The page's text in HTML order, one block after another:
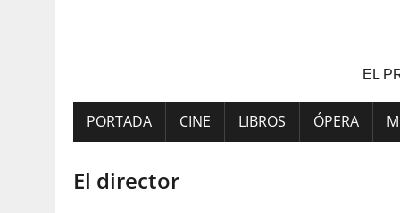
EL
PORTADA CINE LIBROS ÓPERA
El director